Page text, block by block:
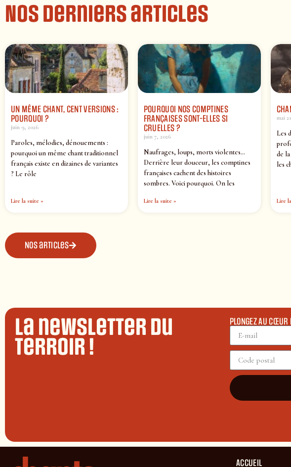
Nos derniers articles
UN MÊME CHANT, CENT VERSIONS :
POURQUOI ?
juin 9, 2026
Paroles, mélodies, dénouements :
pourquoi un même chant traditionnel
français existe en dizaines de variantes
? Le rôle
Lire la suite »
POURQUOI NOS COMPTINES
FRANÇAISES SONT-ELLES SI
CRUELLES ?
juin 7, 2026
Naufrages, loups, morts violentes…
Derrière leur douceur, les comptines
françaises cachent des histoires
sombres. Voici pourquoi. On les
Lire la suite »
mai
Les
de
les
Lire
Nos articles
La newsletter du
terroir !
PLONGEZ AU CŒUR
ACCUEIL